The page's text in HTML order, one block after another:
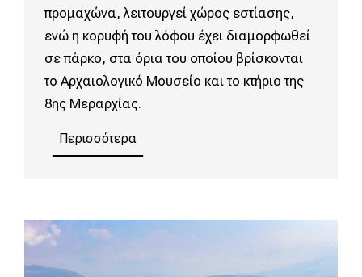
προμαχώνα, λειτουργεί χώρος εστίασης,
ενώ η κορυφή του λόφου έχει διαμορφωθεί
σε πάρκο, στα όρια του οποίου βρίσκονται
το Αρχαιολογικό Μουσείο και το κτήριο της
8ης Μεραρχίας.
Περισσότερα